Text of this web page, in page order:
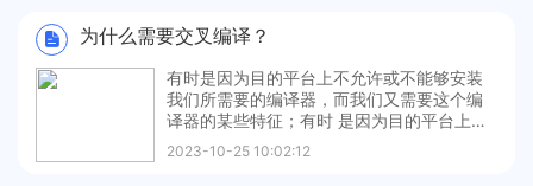
念：体系结构（Architecture）、操作系统
（OperatingS
为什么需要交叉编译？
有时是因为⽬的平台上不允许或不能够安装
我们所需要的编译器，⽽我们⼜需要这个编
译器的某些特征；有时 是因为⽬的平台上的
资源贫乏，⽆法运⾏我们所需要编译器；有
时⼜是因为⽬的平台还没有建立，连操作系
2023-10-25 10:02:12